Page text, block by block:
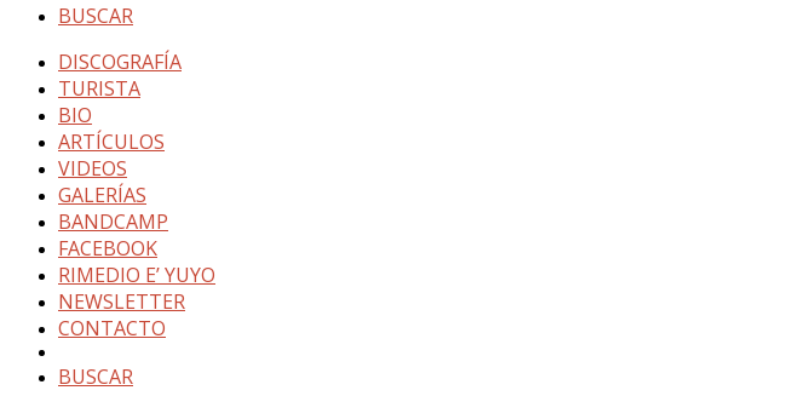
BUSCAR
DISCOGRAFÍA
TURISTA
BIO
ARTÍCULOS
VIDEOS
GALERÍAS
BANDCAMP
FACEBOOK
RIMEDIO E’ YUYO
NEWSLETTER
CONTACTO
BUSCAR